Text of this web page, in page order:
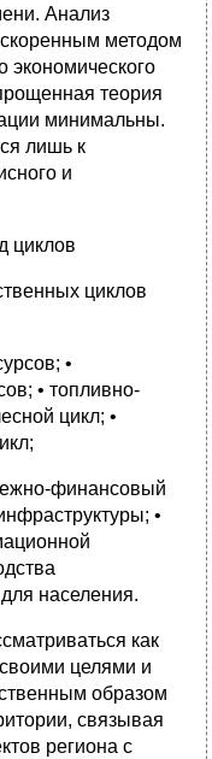
Анализ
методом
экономического
теория
минимальны.
лишь к
и
циклов
циклов
•
• топливно-
цикл; •
финансовый
•
населения.
как
целями и
образом
связывая
региона с